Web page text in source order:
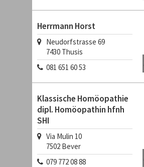
Herrmann Horst
Neudorfstrasse 69
7430 Thusis
081 651 60 53
Klassische Homöopathie
dipl. Homöopathin hfnh
SHI
Via Mulin 10
7502 Bever
079 772 08 88